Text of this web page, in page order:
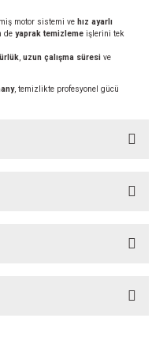
motor sistemi ve hız ayarlı
de yaprak temizleme işlerini tek
uzun çalışma süresi ve
, temizlikte profesyonel gücü
sorulmamış.